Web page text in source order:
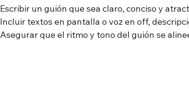
Escribir un guión que sea claro, conciso y
Incluir textos en pantalla o voz en off,
Asegurar que el ritmo y tono del guión se